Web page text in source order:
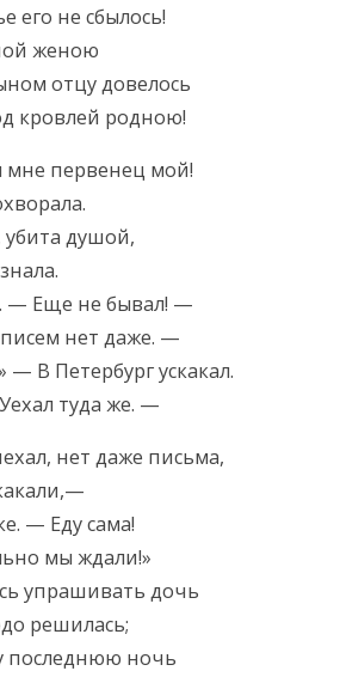
его не сбылось!
женою
отцу довелось
кровлей родною!
мне первенец мой!
душой,
— Еще не бывал! —
нет даже. —
— В Петербург ускакал.
туда же. —
нет даже письма,
— Еду сама!
мы ждали!»
упрашивать дочь
решилась;
последнюю ночь